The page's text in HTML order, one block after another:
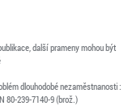
další prameny mohou být
dlouhodobé nezaměstnanosti :
80-239-7140-9 (brož.)